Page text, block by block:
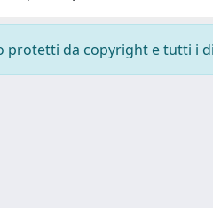
protetti da copyright e tutti i